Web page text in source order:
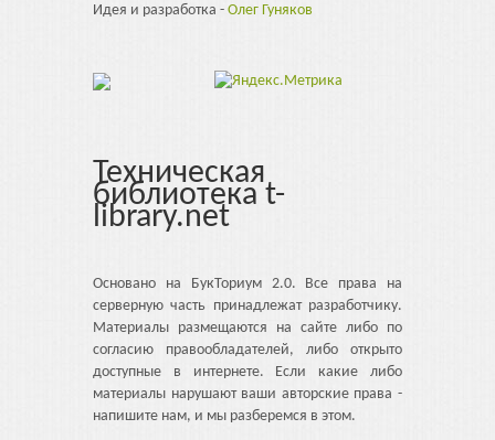
Идея и разработка - Олег Гуняков
Техническая
библиотека t-
library.net
Основано на БукТориум 2.0. Все права на
серверную часть принадлежат разработчику.
Материалы размещаются на сайте либо по
согласию правообладателей, либо открыто
доступные в интернете. Если какие либо
материалы нарушают ваши авторские права -
напишите нам, и мы разберемся в этом.